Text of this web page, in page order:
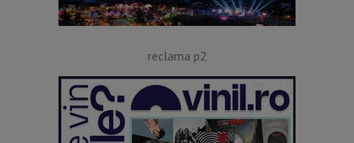
reclama p2